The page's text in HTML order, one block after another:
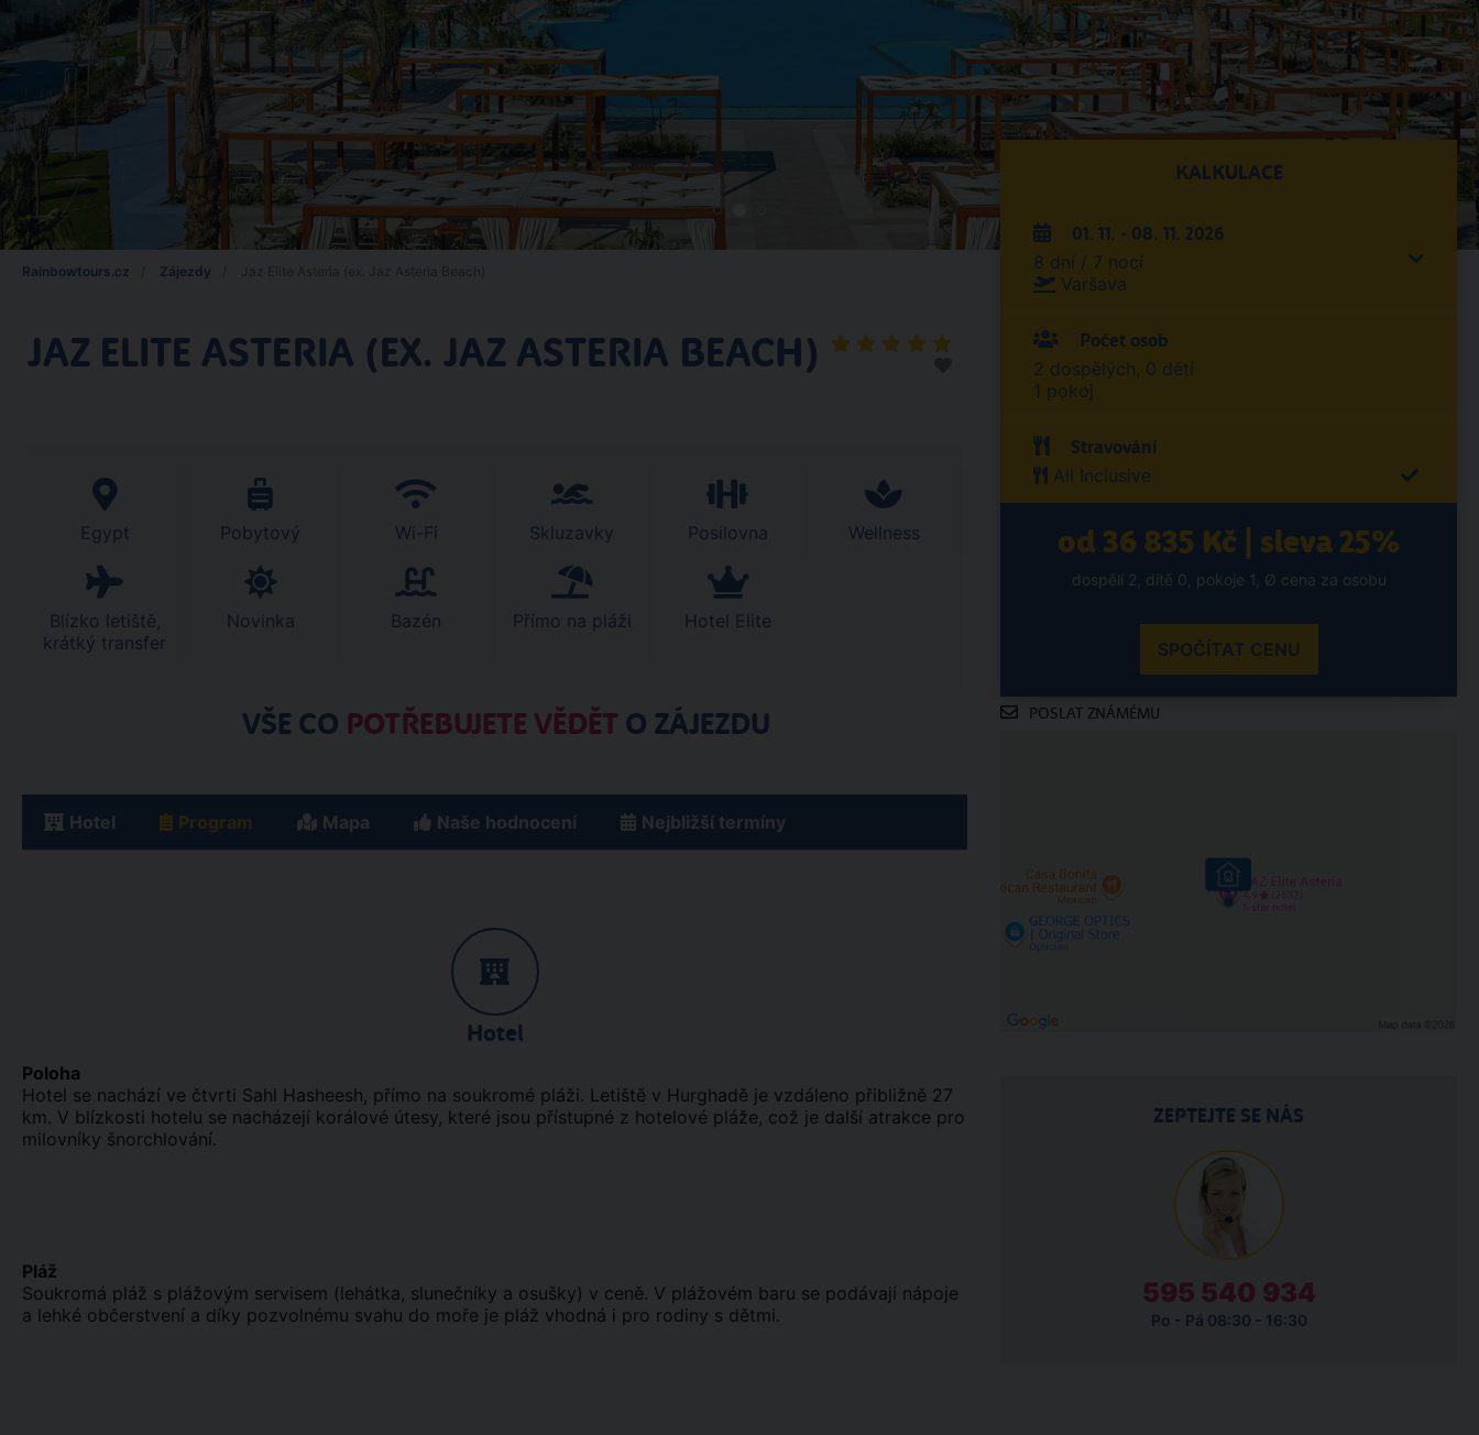
Rainbowtours.cz Zájezdy
JAZ ELITE ASTERIA (EX. JAZ ASTERIA BEACH)
Egypt Pobytový Wi-Fi Skluzavky Posilovna Wellness
Blízko letiště,
krátký transfer
Novinka Bazén Přímo na pláži Hotel Elite
VŠE CO POTŘEBUJETE VĚDĚT O ZÁJEZDU
Hotel Program Mapa Naše hodnocení Nejbližší termíny
Hotel
Poloha
Hotel se nachází ve čtvrti Sahl Hasheesh, přímo na soukromé pláži. Letiště v Hurghadě je vzdáleno přibližně 27
km. V blízkosti hotelu se nacházejí korálové útesy, které jsou přístupné z hotelové pláže, což je další atrakce pro
milovníky šnorchlování.
Pláž
Soukromá pláž s plážovým servisem (lehátka, slunečníky a osušky) v ceně. V plážovém baru se podávají nápoje
a lehké občerstvení a díky pozvolnému svahu do moře je pláž vhodná i pro rodiny s dětmi.
KALKULACE
01. 11. - 08. 11. 2026
8 dní / 7 nocí
Varšava
Počet osob
2 dospělých, 0 dětí
1 pokoj
Stravování
All Inclusive
od 36 835 Kč | sleva 25%
dospělí 2, dítě 0, pokoje 1, Ø cena za osobu
SPOČÍTAT CENU
POSLAT ZNÁMÉMU
ZEPTEJTE SE NÁS
595 540 934
Po - Pá 08:30 - 16:30